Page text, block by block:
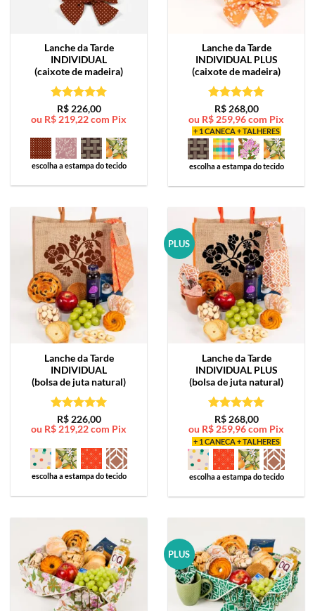
Lanche da Tarde
INDIVIDUAL
(caixote de madeira)
Avaliação5
de 5
R$226,00
ou R$ 219,22com Pix
escolha a estampa do tecido
Lanche da Tarde
INDIVIDUAL PLUS
(caixote de madeira)
Avaliação5
de 5
R$268,00
ou R$ 259,96com Pix
+ 1 CANECA + TALHERES
escolha a estampa do tecido
Lanche da Tarde
INDIVIDUAL
(bolsa de juta natural)
Avaliação5
de 5
R$226,00
ou R$219,22com Pix
escolha a estampa do tecido
PLUS
Lanche da Tarde
INDIVIDUAL PLUS
(bolsa de juta natural)
Avaliação5
de 5
R$268,00
ou R$259,96com Pix
+ 1 CANECA + TALHERES
escolha a estampa do tecido
PLUS